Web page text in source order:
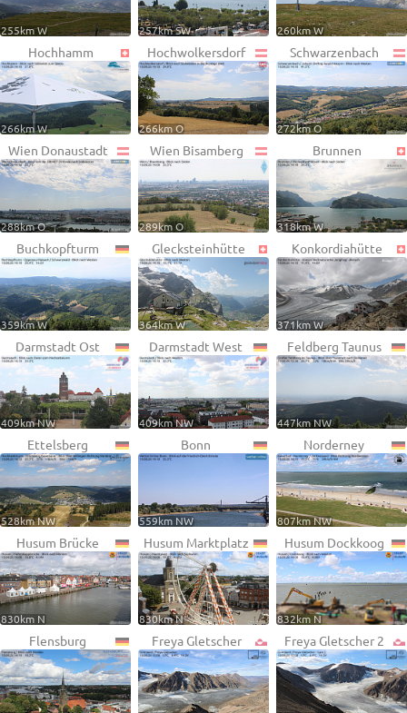
255km W 257km SW 260km W
Hochhamm
266km W
Hochwolkersdorf
266km O
Schwarzenbach
272km O
Wien Donaustadt
288km O
Wien Bisamberg
289km O
Brunnen
318km W
Buchkopfturm
359km W
Glecksteinhütte
364km W
Konkordiahütte
371km W
Darmstadt Ost
409km NW
Darmstadt West
409km NW
Feldberg Taunus
447km NW
Ettelsberg
528km NW
Bonn
559km NW
Norderney
807km NW
Husum Brücke
830km N
Husum Marktplatz
830km N
Husum Dockkoog
832km N
Flensburg Freya Gletscher Freya Gletscher 2